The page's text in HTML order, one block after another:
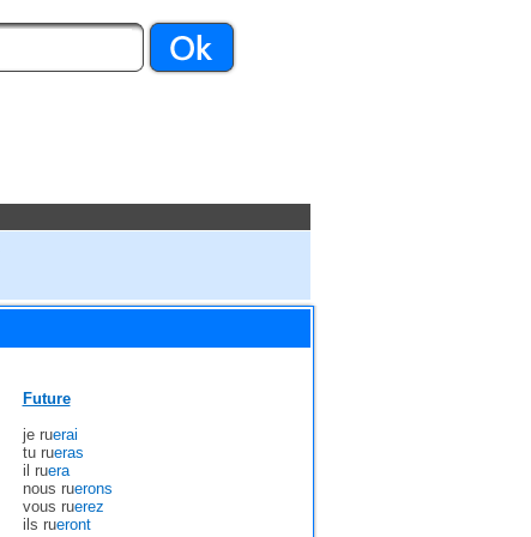
Future
je ruerai
tu rueras
il ruera
nous ruerons
vous ruerez
ils rueront